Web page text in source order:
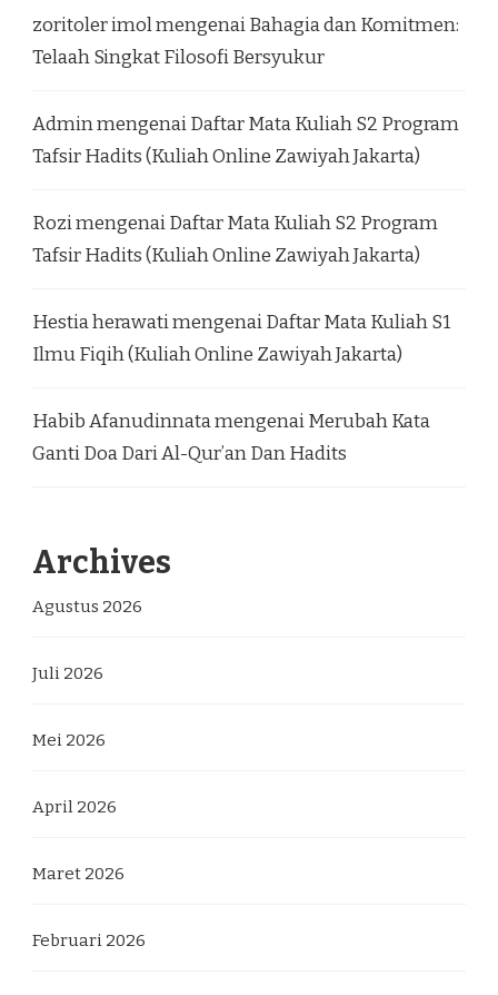
zoritoler imolmengenaiBahagia dan Komitmen:
Telaah Singkat Filosofi Bersyukur
AdminmengenaiDaftar Mata Kuliah S2 Program
Tafsir Hadits (Kuliah Online Zawiyah Jakarta)
RozimengenaiDaftar Mata Kuliah S2 Program
Tafsir Hadits (Kuliah Online Zawiyah Jakarta)
Hestia herawatimengenaiDaftar Mata Kuliah S1
Ilmu Fiqih (Kuliah Online Zawiyah Jakarta)
Habib AfanudinnatamengenaiMerubah Kata
Ganti Doa Dari Al-Qur’an Dan Hadits
Archives
Agustus 2026
Juli 2026
Mei 2026
April 2026
Maret 2026
Februari 2026